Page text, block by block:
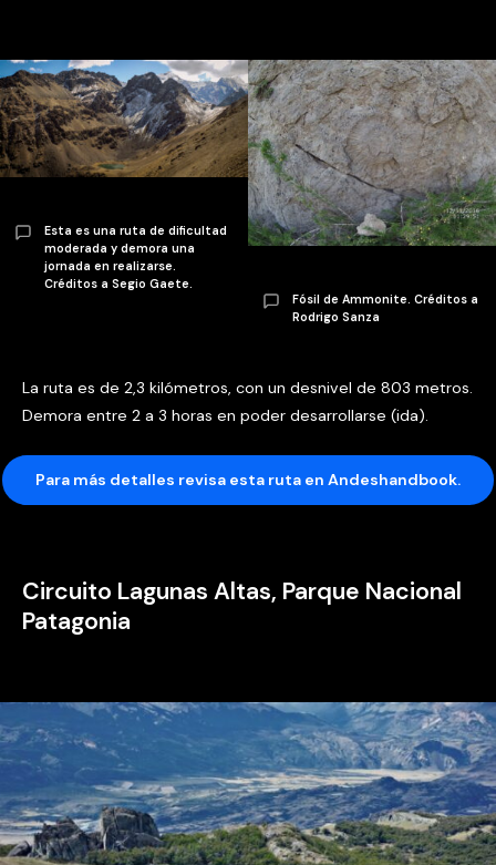
Esta es una ruta de dificultad
moderada y demora una
jornada en realizarse.
Créditos a Segio Gaete.
Fósil de Ammonite. Créditos a
Rodrigo Sanza
La ruta es de 2,3 kilómetros, con un desnivel de 803 metros.
Demora entre 2 a 3 horas en poder desarrollarse (ida).
Para más detalles revisa esta ruta en Andeshandbook.
Circuito Lagunas Altas, Parque Nacional
Patagonia